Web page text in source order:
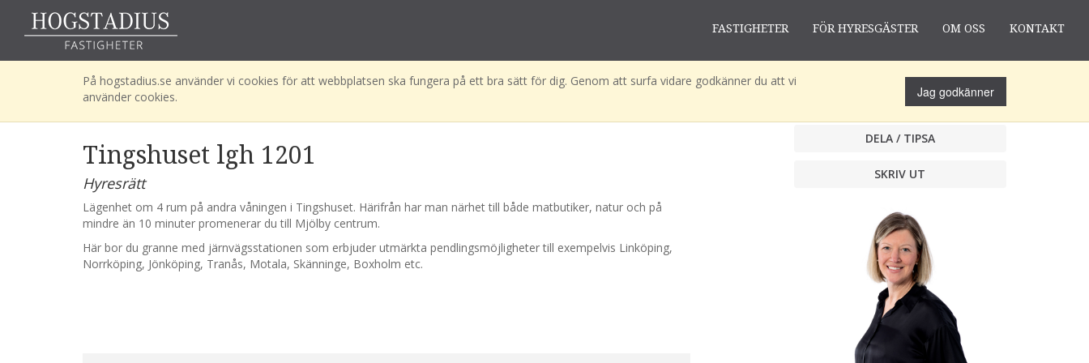
På hogstadius.se använder vi cookies för att webbplatsen ska fungera på ett bra sätt för dig. Genom att surfa vidare godkänner du att vi
använder cookies.
Jag godkänner
FASTIGHETER FÖR HYRESGÄSTER OM OSS KONTAKT
Tingshuset lgh 1201
Hyresrätt
Lägenhet om 4 rum på andra våningen i Tingshuset. Härifrån har man närhet till både matbutiker, natur och på
mindre än 10 minuter promenerar du till Mjölby centrum.
Här bor du granne med järnvägsstationen som erbjuder utmärkta pendlingsmöjligheter till exempelvis Linköping,
Norrköping, Jönköping, Tranås, Motala, Skänninge, Boxholm etc.
DELA / TIPSA
SKRIV UT